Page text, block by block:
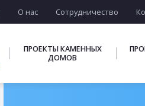
О нас Сотрудничество
ПРОЕКТЫ КАМЕННЫХ
ДОМОВ